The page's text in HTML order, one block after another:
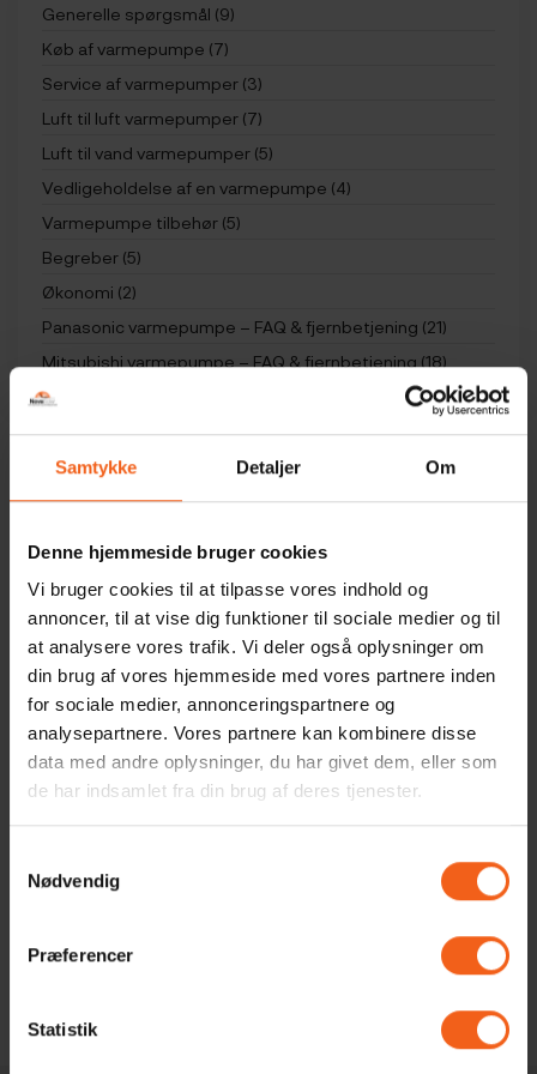
Samtykke Detaljer Om
Denne hjemmeside bruger cookies
Vi bruger cookies til at tilpasse vores indhold og
annoncer, til at vise dig funktioner til sociale medier og til
at analysere vores trafik. Vi deler også oplysninger om
din brug af vores hjemmeside med vores partnere inden
for sociale medier, annonceringspartnere og
analysepartnere. Vores partnere kan kombinere disse
data med andre oplysninger, du har givet dem, eller som
de har indsamlet fra din brug af deres tjenester.
Nødvendig
Præferencer
Statistik
Generelle spørgsmål (9)
Køb af varmepumpe (7)
Service af varmepumper (3)
Luft til luft varmepumper (7)
Luft til vand varmepumper (5)
Vedligeholdelse af en varmepumpe (4)
Varmepumpe tilbehør (5)
Begreber (5)
Økonomi (2)
Panasonic varmepumpe – FAQ & fjernbetjening (21)
Mitsubishi varmepumpe – FAQ & fjernbetjening (18)
Køb af varmepumpe
Hvor lang leveringstid på varmepumpe og montage?
Hvad er den bedste varmepumpe til et sommerhus?
Hvilken varmepumpen skal jeg vælge til mit sommerhus?
Hvor stor skal min varmepumpe være?